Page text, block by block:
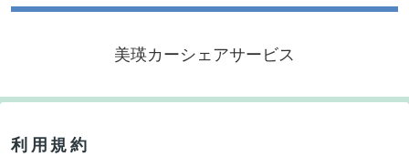
美瑛カーシェアサービス
利用規約